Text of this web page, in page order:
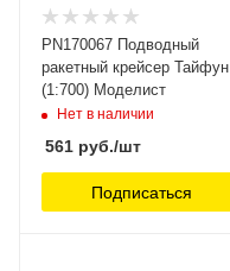
PN170067 Подводный
ракетный крейсер Тайфун
(1:700) Моделист
Нет в наличии
561 руб./шт
Подписаться